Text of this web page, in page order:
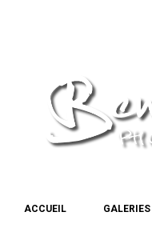
ACCUEIL GALERIES